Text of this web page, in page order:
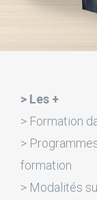
> Les +
> Formation
>
formation
> Modalités